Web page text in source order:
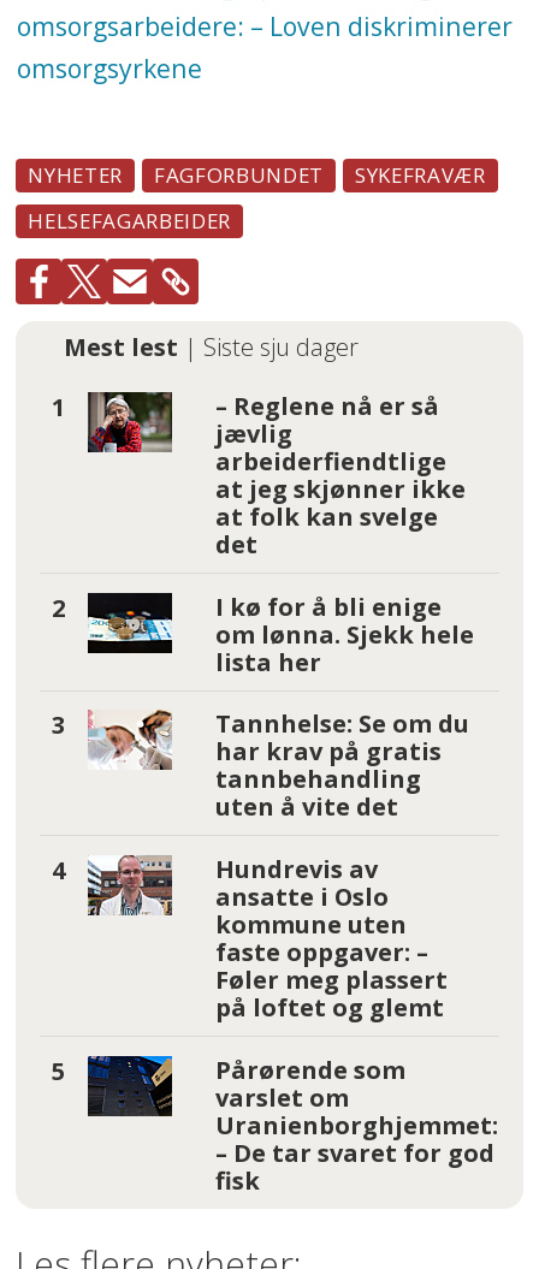
omsorgsarbeidere: – Loven diskriminerer
omsorgsyrkene
NYHETER FAGFORBUNDET
SYKEFRAVÆR
HELSEFAGARBEIDER
Mest lest | Siste sju dager
– Reglene nå er så
jævlig
arbeiderfiendtlige
at jeg skjønner ikke
at folk kan svelge
det
I kø for å bli enige
om lønna. Sjekk hele
lista her
Tannhelse: Se om du
har krav på gratis
tannbehandling
uten å vite det
Hundrevis av
ansatte i Oslo
kommune uten
faste oppgaver: –
Føler meg plassert
på loftet og glemt
Pårørende som
varslet om
Uranienborghjemmet:
– De tar svaret for god
fisk